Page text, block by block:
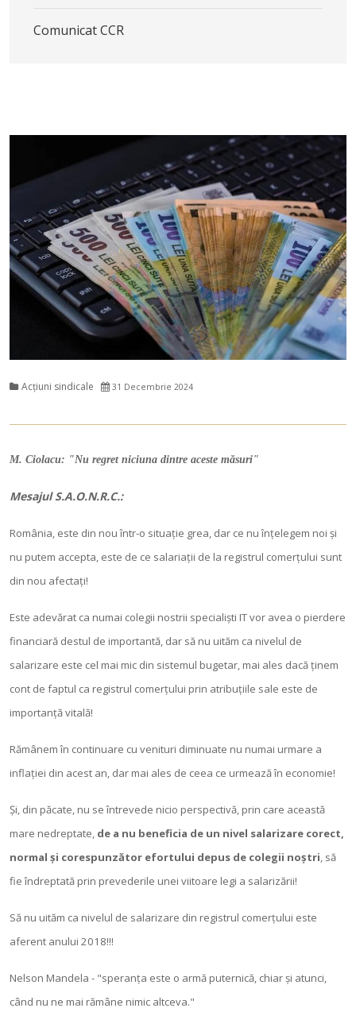
Comunicat CCR
Acțiuni sindicale 31 Decembrie 2024
M. Ciolacu: "Nu regret niciuna dintre aceste măsuri"
Mesajul S.A.O.N.R.C.:
România, este din nou într-o situație grea, dar ce nu înțelegem noi și
nu putem accepta, este de ce salariații de la registrul comerțului sunt
din nou afectați!
Este adevărat ca numai colegii nostrii specialiști IT vor avea o pierdere
financiară destul de importantă, dar să nu uităm ca nivelul de
salarizare este cel mai mic din sistemul bugetar, mai ales dacă ținem
cont de faptul ca registrul comerțului prin atribuțiile sale este de
importanță vitală!
Rămânem în continuare cu venituri diminuate nu numai urmare a
inflației din acest an, dar mai ales de ceea ce urmează în economie!
Și, din păcate, nu se întrevede nicio perspectivă, prin care această
mare nedreptate, de a nu beneficia de un nivel salarizare corect,
normal și corespunzător efortului depus de colegii noștri, să
fie îndreptată prin prevederile unei viitoare legi a salarizării!
Să nu uităm ca nivelul de salarizare din registrul comerțului este
aferent anului 2018!!!
Nelson Mandela - "speranța este o armă puternică, chiar și atunci,
când nu ne mai rămâne nimic altceva."